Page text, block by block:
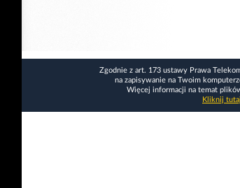
Zgodnie z art. 173 ustawy Prawa
na zapisywanie na Twoim
Więcej informacji na temat
Kliknij